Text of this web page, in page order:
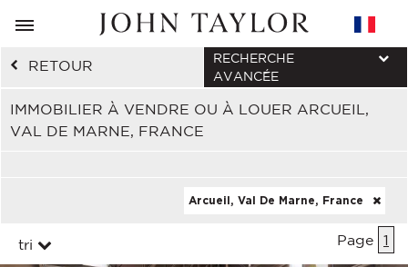
RETOUR
IMMOBILIER À VENDRE OU À LOUER ARCUEIL,
VAL DE MARNE, FRANCE
RECHERCHE
AVANCÉE
Arcueil, Val De Marne, France
tri Page 1